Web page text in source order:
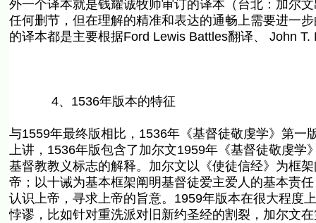
外一个译本就是钱耀诚牧师审订的译本（台北：加尔
任何删节，但在理解的精准和表达的通畅上需要进一
的译本都是主要根据Ford Lewis Battles翻译、 John
4、1536年版本的特征
与1559年最终版相比，1536年《基督徒敬虔学》第
上讲，1536年版包含了加尔文1959年《基督徒敬虔
基督教教义标志的解释。加尔文以《使徒信经》为框
帝；以十诫为基本框架阐明基督徒爱主爱人的基本责
认识上帝，寻求上帝的旨意。1959年版本在很大程度
悖谬，比如针对重洗派对旧新约圣经的割裂，加尔文